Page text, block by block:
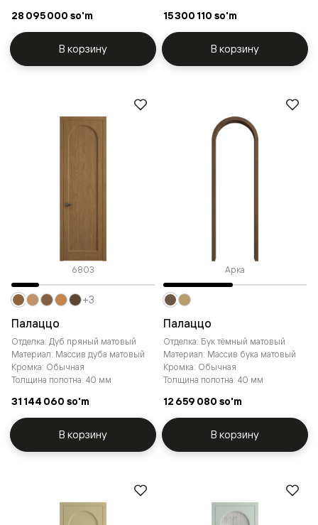
28 095 000 so'm
В корзину
15 300 110 so'm
В корзину
6803
Палаццо
Отделка: Дуб пряный матовый
Материал: Массив дуба матовый
Кромка: Обычная
Толщина полотна: 40 мм
31 144 060 so'm
+3
В корзину
Арка
Палаццо
Отделка: Бук тёмный матовый
Материал: Массив бука матовый
Кромка: Обычная
Толщина полотна: 40 мм
12 659 080 so'm
В корзину